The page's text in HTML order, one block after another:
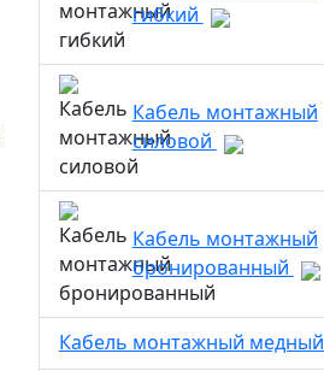
гибкий
Кабель монтажный
силовой
Кабель монтажный
бронированный
Кабель монтажный медный